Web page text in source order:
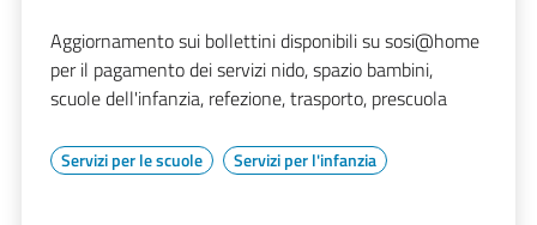
Aggiornamento sui bollettini disponibili su sosi@home
per il pagamento dei servizi nido, spazio bambini,
scuole dell'infanzia, refezione, trasporto, prescuola
Servizi per le scuole Servizi per l'infanzia